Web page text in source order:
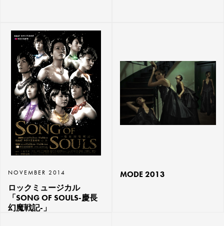
NOVEMBER 2014
ロックミュージカル
「SONG OF SOULS-慶長
幻魔戦記-」
MODE 2013